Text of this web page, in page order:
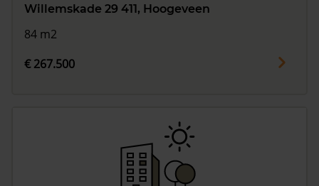
Willemskade 29 411, Hoogeveen
84 m2
€ 267.500